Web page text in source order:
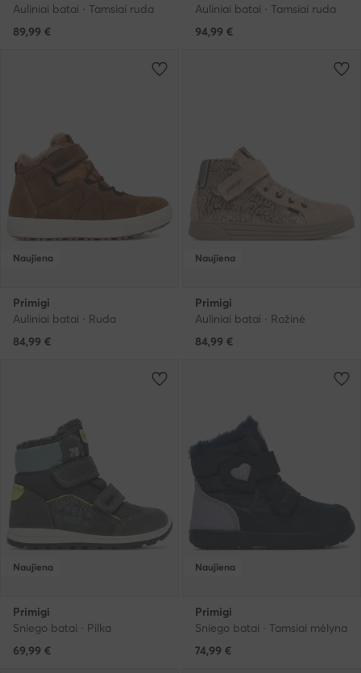
Auliniai batai · Tamsiai ruda
89,99 €
Auliniai batai · Tamsiai ruda
94,99 €
Naujiena
Primigi
Auliniai batai · Ruda
84,99 €
Naujiena
Primigi
Auliniai batai · Rožinė
84,99 €
Naujiena
Primigi
Sniego batai · Pilka
69,99 €
Naujiena
Primigi
Sniego batai · Tamsiai mėlyna
74,99 €